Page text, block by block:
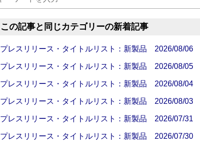
この記事と同じカテゴリーの新着記事
プレスリリース・タイトルリスト：新製品 2026/08/06
プレスリリース・タイトルリスト：新製品 2026/08/05
プレスリリース・タイトルリスト：新製品 2026/08/04
プレスリリース・タイトルリスト：新製品 2026/08/03
プレスリリース・タイトルリスト：新製品 2026/07/31
プレスリリース・タイトルリスト：新製品 2026/07/30